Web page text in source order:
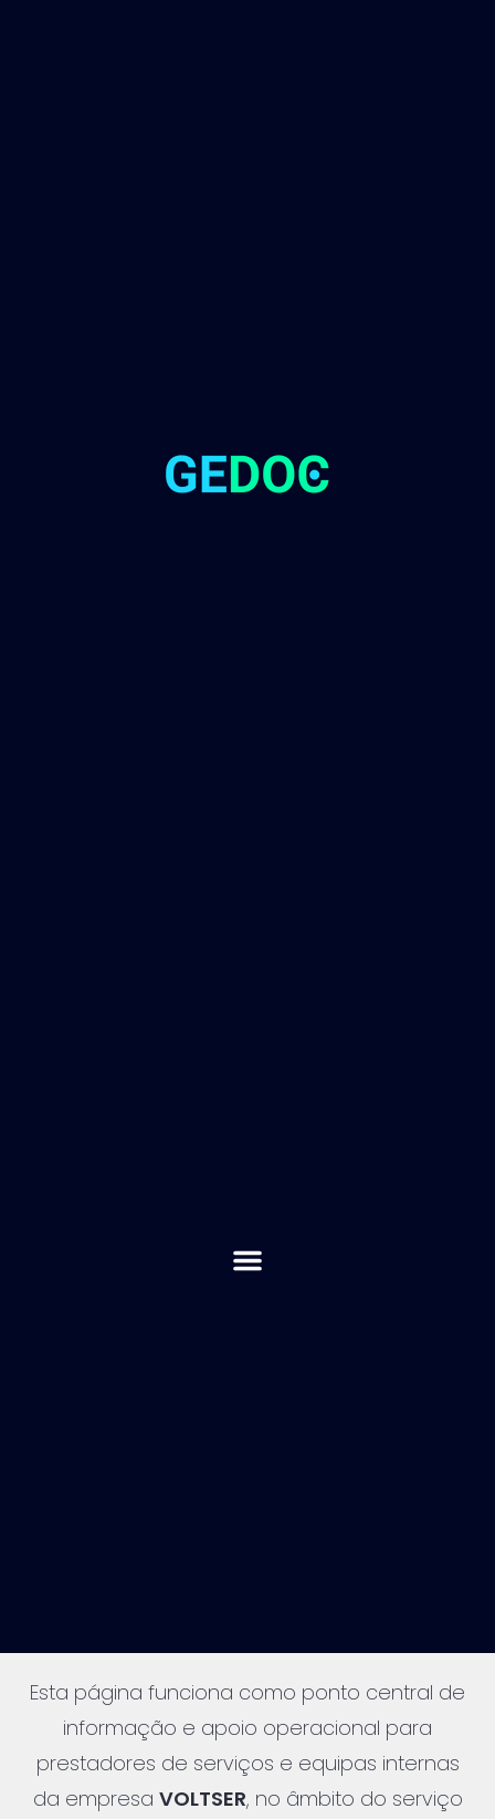
Esta página funciona como ponto central de
informação e apoio operacional para
prestadores de serviços e equipas internas
da empresa VOLTSER, no âmbito do serviço